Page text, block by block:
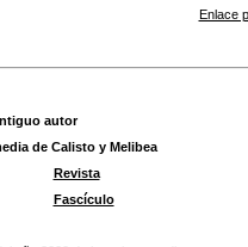
Enlace
autor
de Calisto y Melibea
Revista
Fascículo